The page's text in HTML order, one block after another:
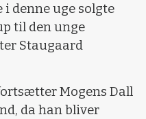
denne uge solgte
til den unge
Staugaard
Mogens Dall
da han bliver